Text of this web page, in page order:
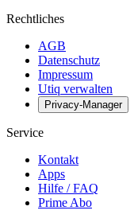
Rechtliches
AGB
Datenschutz
Impressum
Utiq verwalten
Privacy-Manager
Service
Kontakt
Apps
Hilfe / FAQ
Prime Abo